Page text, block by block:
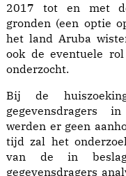
2017 tot en met
gronden (een optie
het land Aruba
ook de eventuele
onderzocht.
Bij de
gegevensdragers
werden er geen
tijd zal het
van de in beslag
gegevensdragers